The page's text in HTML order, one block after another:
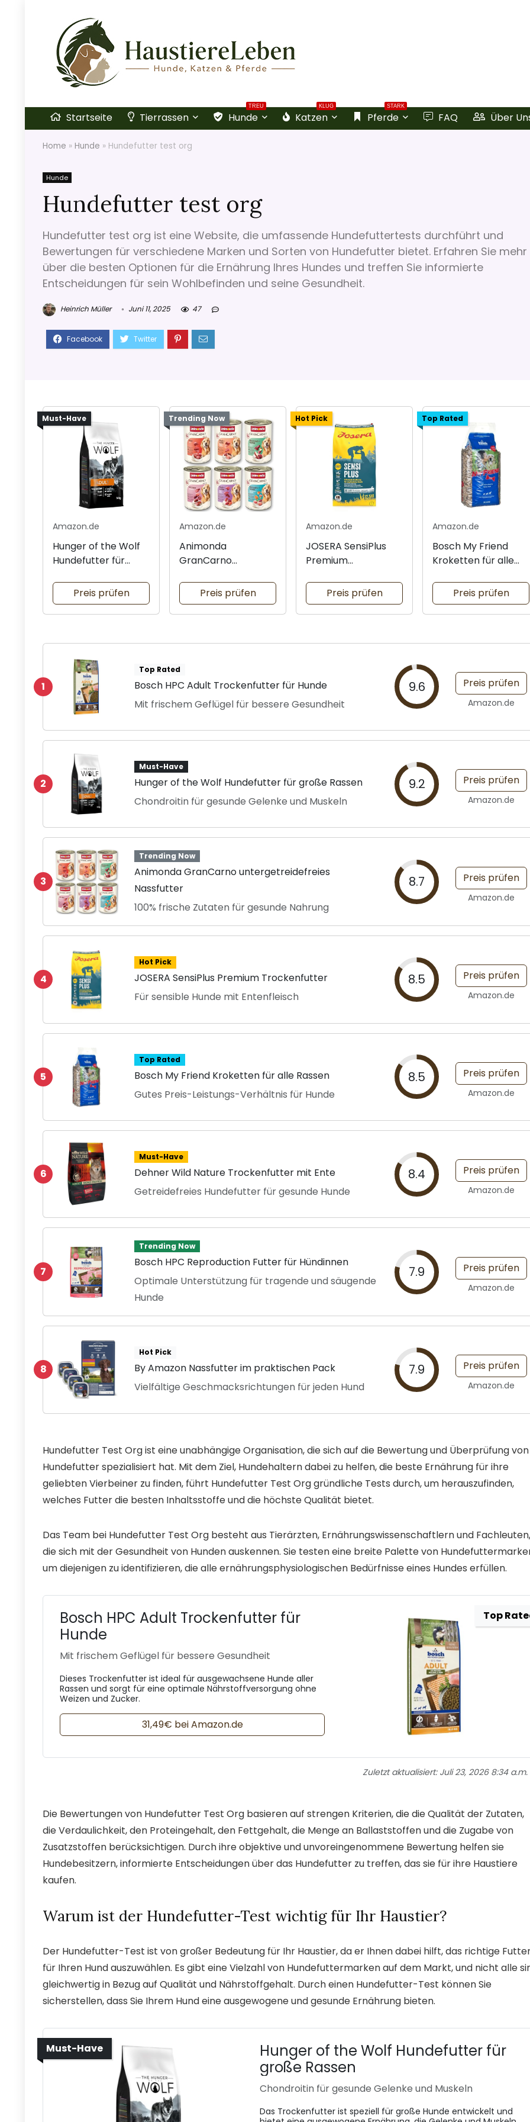
Startseite Tierrassen
TREU
Hunde
KLUG
Katzen
STARK
Pferde FAQ Über
Home » Hunde » Hundefutter test org
Hunde
Hundefutter test org
Hundefutter test org ist eine Website, die umfassende Hundefuttertests durchführt und
Bewertungen für verschiedene Marken und Sorten von Hundefutter bietet. Erfahren Sie mehr
über die besten Optionen für die Ernährung Ihres Hundes und treffen Sie informierte
Entscheidungen für sein Wohlbefinden und seine Gesundheit.
Heinrich Müller Juni 11, 2025 47
Must-Have
Amazon.de
Hunger of the Wolf
Hundefutter für
Preis prüfen
Trending Now
Amazon.de
Animonda
GranCarno
Nassfutter
Preis prüfen
Hot Pick
Amazon.de
JOSERA SensiPlus
Premium
Preis prüfen
Top Rated
Amazon.de
Bosch My Friend
Kroketten für alle
Preis prüfen
1
Top Rated
Bosch HPC Adult Trockenfutter für Hunde
Mit frischem Geflügel für bessere Gesundheit
9.6 Preis prüfen
Amazon.de
2
Must-Have
Hunger of the Wolf Hundefutter für große Rassen
Chondroitin für gesunde Gelenke und Muskeln
9.2 Preis prüfen
Amazon.de
3
Trending Now
Animonda GranCarno untergetreidefreies
Nassfutter
100% frische Zutaten für gesunde Nahrung
8.7 Preis prüfen
Amazon.de
4
Hot Pick
JOSERA SensiPlus Premium Trockenfutter
Für sensible Hunde mit Entenfleisch
8.5 Preis prüfen
Amazon.de
5
Top Rated
Bosch My Friend Kroketten für alle Rassen
Gutes Preis-Leistungs-Verhältnis für Hunde
8.5 Preis prüfen
Amazon.de
6
Must-Have
Dehner Wild Nature Trockenfutter mit Ente
Getreidefreies Hundefutter für gesunde Hunde
8.4 Preis prüfen
Amazon.de
7
Trending Now
Bosch HPC Reproduction Futter für Hündinnen
Optimale Unterstützung für tragende und säugende
Hunde
7.9 Preis prüfen
Amazon.de
8
Hot Pick
By Amazon Nassfutter im praktischen Pack
Vielfältige Geschmacksrichtungen für jeden Hund
7.9 Preis prüfen
Amazon.de
Hundefutter Test Org ist eine unabhängige Organisation, die sich auf die Bewertung und Überprüfung von
Hundefutter spezialisiert hat. Mit dem Ziel, Hundehaltern dabei zu helfen, die beste Ernährung für ihre
geliebten Vierbeiner zu finden, führt Hundefutter Test Org gründliche Tests durch, um herauszufinden,
welches Futter die besten Inhaltsstoffe und die höchste Qualität bietet.
Das Team bei Hundefutter Test Org besteht aus Tierärzten, Ernährungswissenschaftlern und Fachleuten,
die sich mit der Gesundheit von Hunden auskennen. Sie testen eine breite Palette von
um diejenigen zu identifizieren, die alle ernährungsphysiologischen Bedürfnisse eines Hundes erfüllen.
Top
Bosch HPC Adult Trockenfutter für
Hunde
Mit frischem Geflügel für bessere Gesundheit
Dieses Trockenfutter ist ideal für ausgewachsene Hunde aller
Rassen und sorgt für eine optimale Nährstoffversorgung ohne
Weizen und Zucker.
31,49€ bei Amazon.de
Zuletzt aktualisiert: Juli 23, 2026 8:34 a.m.
Die Bewertungen von Hundefutter Test Org basieren auf strengen Kriterien, die die Qualität der Zutaten,
die Verdaulichkeit, den Proteingehalt, den Fettgehalt, die Menge an Ballaststoffen und die Zugabe von
Zusatzstoffen berücksichtigen. Durch ihre objektive und unvoreingenommene Bewertung helfen sie
Hundebesitzern, informierte Entscheidungen über das Hundefutter zu treffen, das sie für ihre Haustiere
kaufen.
Warum ist der Hundefutter-Test wichtig für Ihr Haustier?
Der Hundefutter-Test ist von großer Bedeutung für Ihr Haustier, da er Ihnen dabei hilft, das richtige
für Ihren Hund auszuwählen. Es gibt eine Vielzahl von Hundefuttermarken auf dem Markt, und nicht alle
gleichwertig in Bezug auf Qualität und Nährstoffgehalt. Durch einen Hundefutter-Test können Sie
sicherstellen, dass Sie Ihrem Hund eine ausgewogene und gesunde Ernährung bieten.
Must-Have
Hunger of the Wolf Hundefutter für
große Rassen
Chondroitin für gesunde Gelenke und Muskeln
Das Trockenfutter ist speziell für große Hunde entwickelt und